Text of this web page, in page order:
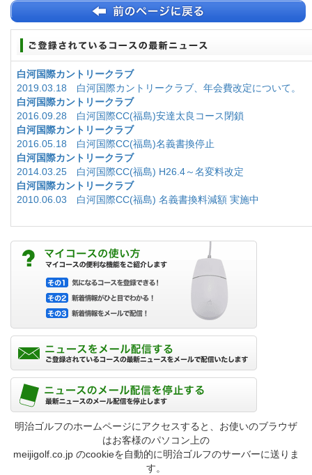
白河国際カントリークラブ
2019.03.18 白河国際カントリークラブ、年会費改定について。
白河国際カントリークラブ
2016.09.28 白河国際CC(福島)安達太良コース閉鎖
白河国際カントリークラブ
2016.05.18 白河国際CC(福島)名義書換停止
白河国際カントリークラブ
2014.03.25 白河国際CC(福島) H26.4～名変料改定
白河国際カントリークラブ
2010.06.03 白河国際CC(福島) 名義書換料減額 実施中
明治ゴルフのホームページにアクセスすると、お使いのブラウザ
はお客様のパソコン上の
meijigolf.co.jp のcookieを自動的に明治ゴルフのサーバーに送りま
す。